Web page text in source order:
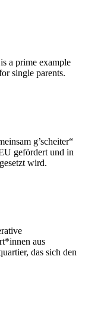
a prime example
single parents.
g’scheiter“
gefördert und in
wird.
aus
das sich den